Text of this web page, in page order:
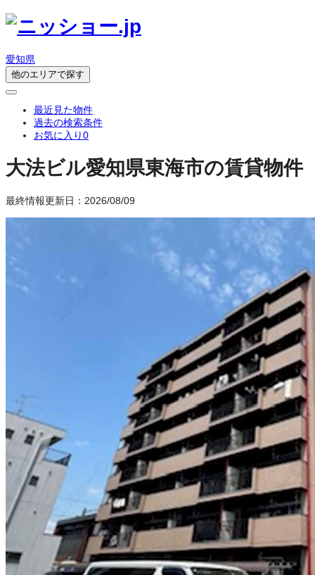
愛知県
他のエリアで探す
最近見た物件
過去の検索条件
お気に入り0
大法ビル愛知県東海市の賃貸物件
最終情報更新日：2026/08/09